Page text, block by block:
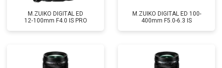
M.ZUIKO DIGITAL ED
12‑100mm F4.0 IS PRO
M.ZUIKO DIGITAL ED 100-
400mm F5.0-6.3 IS